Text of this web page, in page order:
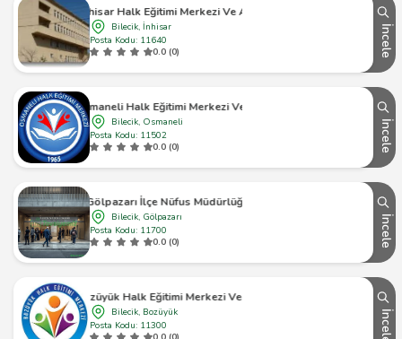
İnhisar Halk Eğitimi Merkezi Ve Aso
Bilecik, İnhisar
Posta Kodu: 11640
0.0 (0)
İncele
Osmaneli Halk Eğitimi Merkezi Ve Aso
Bilecik, Osmaneli
Posta Kodu: 11502
0.0 (0)
İncele
Gölpazarı İlçe Nüfus Müdürlüğü
Bilecik, Gölpazarı
Posta Kodu: 11700
0.0 (0)
İncele
Bozüyük Halk Eğitimi Merkezi Ve Aso
Bilecik, Bozüyük
Posta Kodu: 11300
İncele